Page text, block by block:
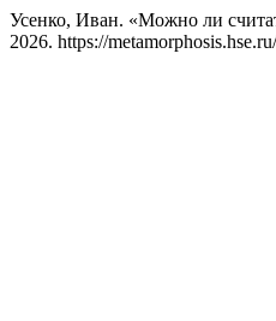
Усенко, Иван. «Можно ли
2026. https://